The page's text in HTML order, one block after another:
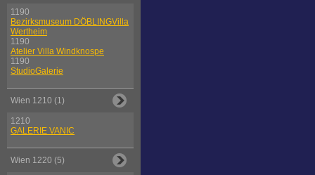
1190
Bezirksmuseum DÖBLINGVilla
Wertheim
1190
Atelier Villa Windknospe
1190
StudioGalerie
Wien 1210 (1)
1210
GALERIE VANIC
Wien 1220 (5)